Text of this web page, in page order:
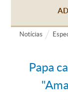
Notícias
Papa